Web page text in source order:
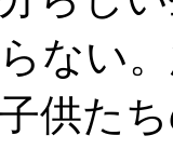
ない
供た